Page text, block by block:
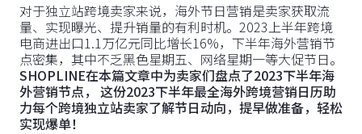
对于独立站跨境卖家来说，海外节日营销是卖家获取流
量、实现曝光、提升销量的有利时机。2023上半年跨境
电商进出口1.1万亿元同比增长16%，下半年海外营销节
点密集，其中不乏黑色星期五、网络星期一等大促节日。
SHOPLINE在本篇文章中为卖家们盘点了2023下半年海
外营销节点， 这份2023下半年最全海外跨境营销日历助
力每个跨境独立站卖家了解节日动向，提早做准备，轻松
实现爆单！